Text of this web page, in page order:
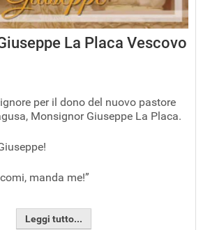
La Placa Vescovo
per il dono del nuovo pastore
Monsignor Giuseppe La Placa.
manda me!”
Leggi tutto...